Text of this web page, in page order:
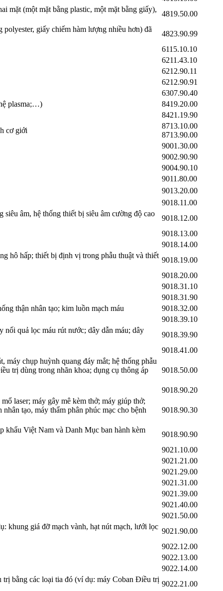
mặt (một mặt bằng plastic, một mặt bằng giấy),
4819.50.00
giấy chiếm hàm lượng nhiều hơn) đã
4823.90.99
6115.10.10
6211.43.10
6212.90.11
6212.90.91
6307.90.40
plasma;…)
8419.20.00
8421.19.90
cơ giới
8713.10.00
8713.90.00
9001.30.00
9002.90.90
9004.90.10
9011.80.00
9013.20.00
9018.11.00
âm, hệ thống thiết bị siêu âm cường độ cao
9018.12.00
9018.13.00
9018.14.00
hô hấp; thiết bị định vị trong phẫu thuật và thiết
9018.19.00
9018.20.00
9018.31.10
9018.31.90
thận nhân tạo; kim luồn mạch máu
9018.32.00
9018.39.10
quả lọc máu rút nước; dây dẫn máu; dây
9018.39.90
9018.41.00
máy chụp huỳnh quang đáy mắt; hệ thống phẫu
trị dùng trong nhãn khoa; dụng cụ thông áp
9018.50.00
9018.90.20
laser; máy gây mê kèm thở; máy giúp thở;
tạo, máy thẩm phân phúc mạc cho bệnh
9018.90.30
khẩu Việt Nam và Danh Mục ban hành kèm
9018.90.90
9021.10.00
9021.21.00
9021.29.00
9021.31.00
9021.39.00
9021.40.00
9021.50.00
khung giá đỡ mạch vành, hạt nút mạch, lưới lọc
9021.90.00
9022.12.00
9022.13.00
9022.14.00
trị bằng các loại tia đó (ví dụ: máy Coban Điều trị
9022.21.00